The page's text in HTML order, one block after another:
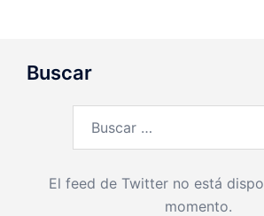
Buscar
El feed de Twitter no está
momento.